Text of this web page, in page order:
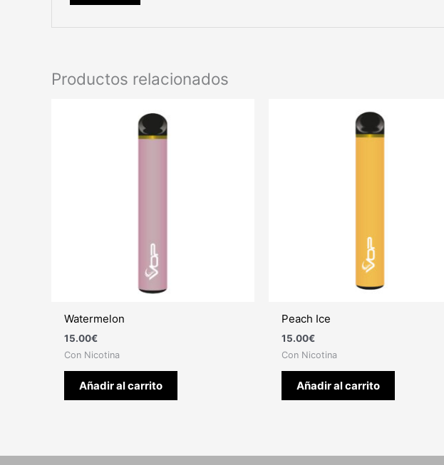
Productos relacionados
Watermelon
15.00€
Con Nicotina
Añadir al carrito
Peach Ice
15.00€
Con Nicotina
Añadir al carrito